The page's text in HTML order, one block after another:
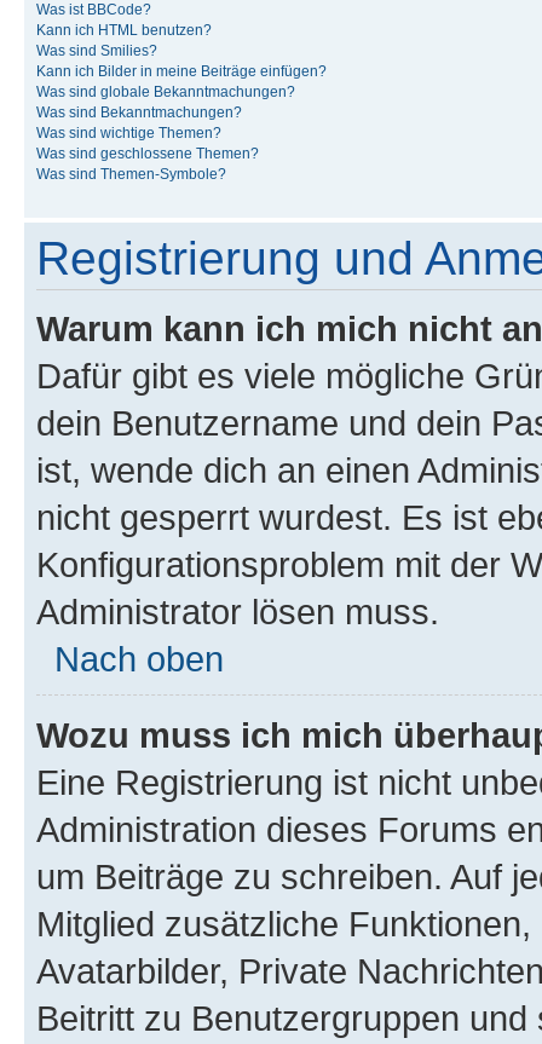
Was ist BBCode?
Kann ich HTML benutzen?
Was sind Smilies?
Kann ich Bilder in meine Beiträge einfügen?
Was sind globale Bekanntmachungen?
Was sind Bekanntmachungen?
Was sind wichtige Themen?
Was sind geschlossene Themen?
Was sind Themen-Symbole?
Registrierung und
Warum kann ich mich nicht
Dafür gibt es viele mögliche
dein Benutzername und dein
ist, wende dich an einen
nicht gesperrt wurdest. Es ist
Konfigurationsproblem mit der
Administrator lösen muss.
Nach oben
Wozu muss ich mich
Eine Registrierung ist nicht
Administration dieses Forums
um Beiträge zu schreiben. Auf
Mitglied zusätzliche
Avatarbilder, Private
Beitritt zu Benutzergruppen